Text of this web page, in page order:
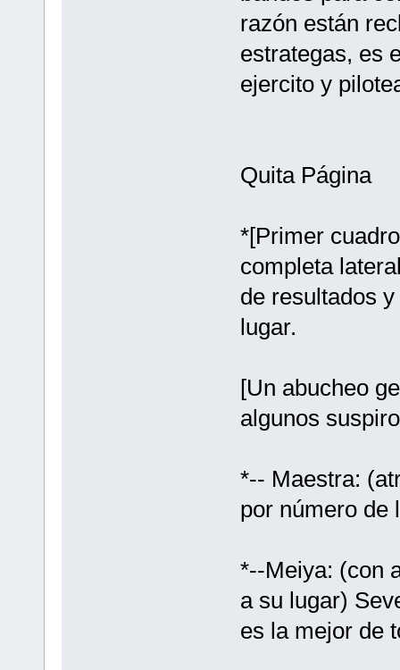
razón están
estrategas, es
ejercito y
Quita Página
*[Primer
completa
de resultados
lugar.
[Un abucheo
algunos
*-- Maestra:
por número de
*--Meiya: (con
a su lugar)
es la mejor de